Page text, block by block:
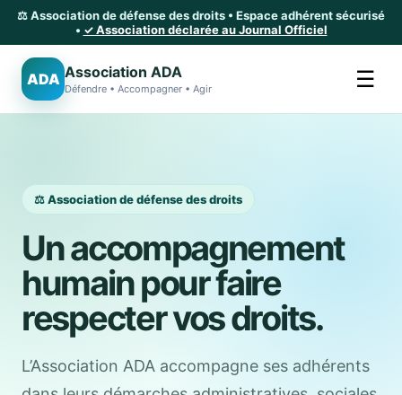
⚖️ Association de défense des droits • Espace adhérent sécurisé
• ✓ Association déclarée au Journal Officiel
ADA Association ADA
Défendre • Accompagner • Agir ☰
⚖️ Association de défense des droits
Un accompagnement
humain pour faire
respecter vos droits.
L’Association ADA accompagne ses adhérents